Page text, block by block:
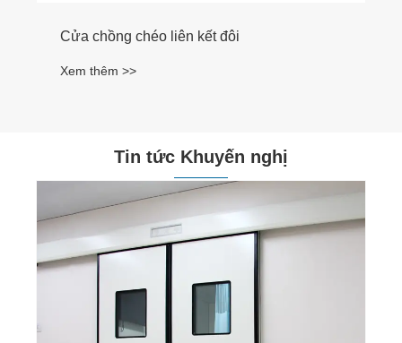
Tin tức Khuyến nghị
Thời gian lắp đặt Cửa trượt đột phá tự động
là bao lâu?
Xem thêm >>